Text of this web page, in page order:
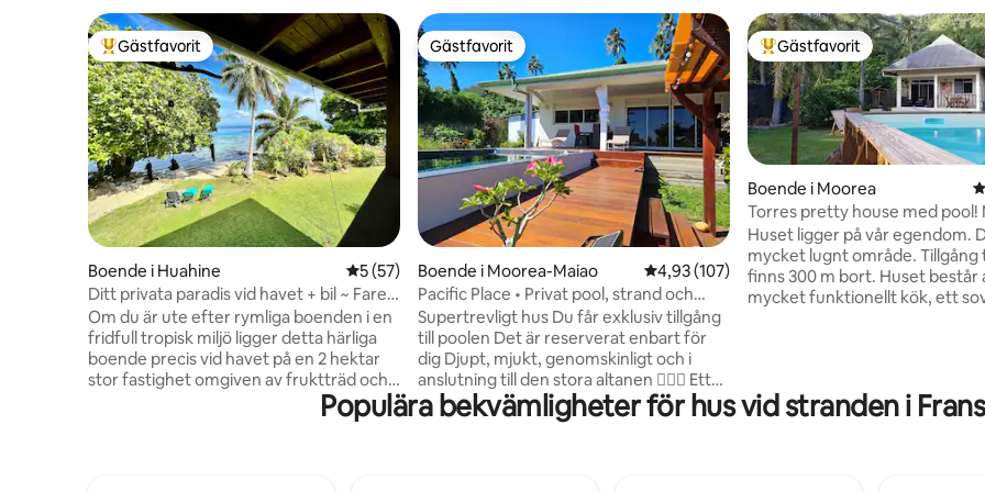
Populär gästfavorit
Gästfavorit
Boende i Huahine 5 av 5 i genomsnittligt betyg, 57 omdömen
5 (57)
Ditt privata paradis vid havet + bil ~ Fare
Hotu
Om du är ute efter rymliga boenden i en
fridfull tropisk miljö ligger detta härliga
boende precis vid havet på en 2 hektar
stor fastighet omgiven av fruktträd och
frodiga berg. Du kommer att njuta av ditt
eget privata strandområde med klart
Gästfavorit
Gästfavorit
Boende i Moorea-Maiao 4,93 av 5 i genomsnittligt betyg, 107
4,93 (107)
Pacific Place • Privat pool, strand och
kajak
Supertrevligt hus Du får exklusiv tillgång
till poolen Det är reserverat enbart för
dig Djupt, mjukt, genomskinligt och i
anslutning till den stora altanen 🏊🏼‍♂️ Ett
rymligt luftkonditionerat sovrum och ett
stort vardagsrum 🛋️ I det mest
Populär gästfavorit
Gästfavorit
Boende i Moorea
Torres pretty house med pool!
lagunen
Huset ligger på vår egendom.
mycket lugnt område. Tillgång
finns 300 m bort. Huset består
mycket funktionellt kök, ett
På övervåningen finns en stor
med 2 enkelsängar på 190 cm x
Populära bekvämligheter för hus vid stranden i